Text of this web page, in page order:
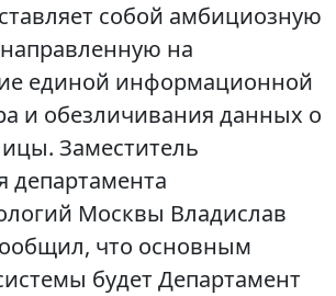
собой амбициозную
на
единой информационной
и обезличивания данных о
Заместитель
департамента
Москвы Владислав
что основным
будет Департамент